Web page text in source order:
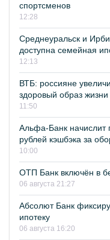
спортсменов
12:28
Среднеуральск и
доступна семейная
12:13
ВТБ: россияне
здоровый образ жизни
11:50
Альфа-Банк
рублей кэшбэка за
10:00
ОТП Банк включён в
06 августа 21:27
Абсолют Банк
ипотеку
06 августа 16:20